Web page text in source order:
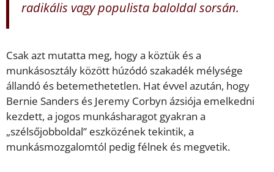
radikális vagy populista baloldal sorsán.
Csak azt mutatta meg, hogy a köztük és a
munkásosztály között húzódó szakadék mélysége
állandó és betemethetetlen. Hat évvel azután, hogy
Bernie Sanders és Jeremy Corbyn ázsiója emelkedni
kezdett, a jogos munkásharagot gyakran a
„szélsőjobboldal” eszközének tekintik, a
munkásmozgalomtól pedig félnek és megvetik.